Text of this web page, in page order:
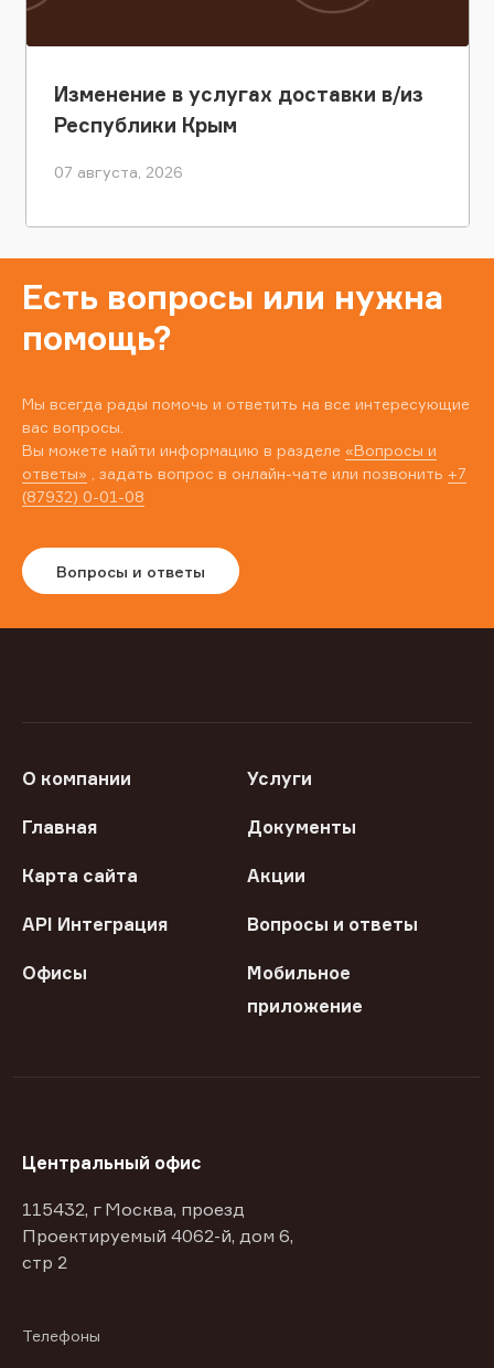
Изменение в услугах доставки в/из
Республики Крым
07 августа, 2026
Есть вопросы или нужна
помощь?
Мы всегда рады помочь и ответить на все интересующие
вас вопросы.
Вы можете найти информацию в разделе «Вопросы и
ответы» , задать вопрос в онлайн-чате или позвонить +7
(87932) 0-01-08
Вопросы и ответы
О компании Услуги
Главная Документы
Карта сайта Акции
API Интеграция Вопросы и ответы
Офисы
Мобильное
приложение
Центральный офис
115432, г Москва, проезд
Проектируемый 4062-й, дом 6,
стр 2
Телефоны